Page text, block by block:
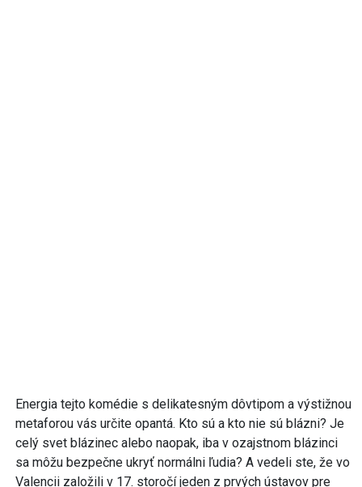
Energia tejto komédie s delikatesným dôvtipom a výstižnou
metaforou vás určite opantá. Kto sú a kto nie sú blázni? Je
celý svet blázinec alebo naopak, iba v ozajstnom blázinci
sa môžu bezpečne ukryť normálni ľudia? A vedeli ste, že vo
Valencii založili v 17. storočí jeden z prvých ústavov pre